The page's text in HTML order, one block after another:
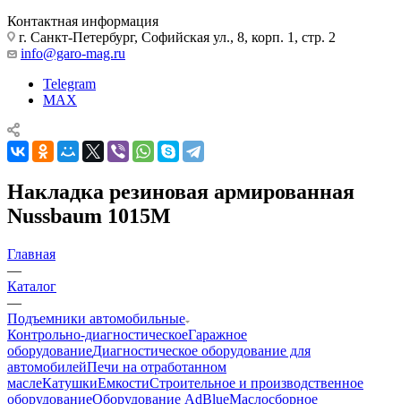
Контактная информация
г. Санкт-Петербург, Софийская ул., 8, корп. 1, стр. 2
info@garo-mag.ru
Telegram
MAX
Накладка резиновая армированная
Nussbaum 1015M
Главная
—
Каталог
—
Подъемники автомобильные
Контрольно-диагностическоеГаражное
оборудованиеДиагностическое оборудование для
автомобилейПечи на отработанном
маслеКатушкиЕмкостиСтроительное и производственное
оборудованиеОборудование AdBlueМаслосборное